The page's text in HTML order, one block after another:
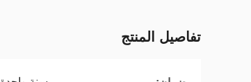
تفاصيل المنتج